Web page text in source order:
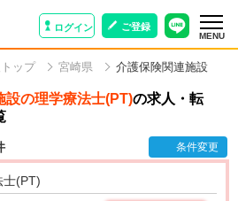
ログイン ご登録
MENU
ップ 宮崎県 介護保険関連施設
設の理学療法士(PT)の求人・転
条件変更
士(PT)